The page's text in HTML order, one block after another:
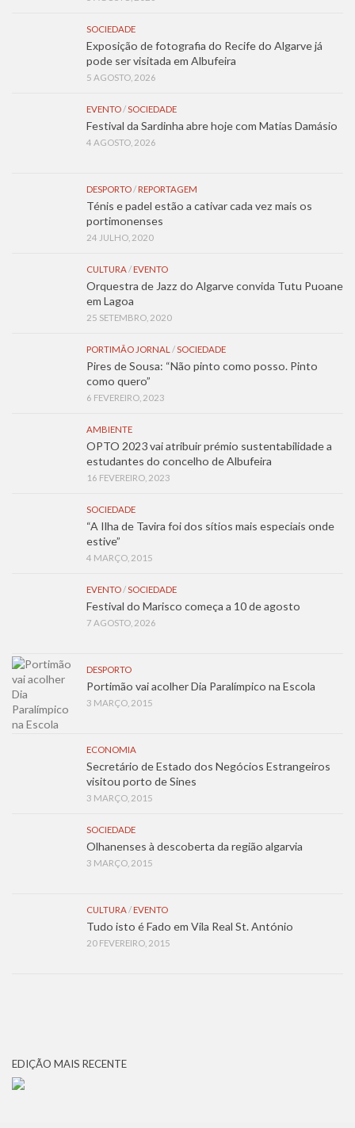
SOCIEDADE
Exposição de fotografia do Recife do Algarve já
pode ser visitada em Albufeira
5 AGOSTO, 2026
EVENTO/SOCIEDADE
Festival da Sardinha abre hoje com Matias Damásio
4 AGOSTO, 2026
DESPORTO/ REPORTAGEM
Ténis e padel estão a cativar cada vez mais os
portimonenses
24 JULHO, 2020
CULTURA/ EVENTO
Orquestra de Jazz do Algarve convida Tutu Puoane
em Lagoa
25 SETEMBRO, 2020
PORTIMÃO JORNAL /SOCIEDADE
Pires de Sousa: “Não pinto como posso. Pinto
como quero”
6 FEVEREIRO, 2023
AMBIENTE
OPTO 2023 vai atribuir prémio sustentabilidade a
estudantes do concelho de Albufeira
16 FEVEREIRO, 2023
SOCIEDADE
“A Ilha de Tavira foi dos sítios mais especiais onde
estive”
4 MARÇO, 2015
EVENTO/SOCIEDADE
Festival do Marisco começa a 10 de agosto
7 AGOSTO, 2026
DESPORTO
Portimão vai acolher Dia Paralímpico na Escola
3 MARÇO, 2015
ECONOMIA
Secretário de Estado dos Negócios Estrangeiros
visitou porto de Sines
3 MARÇO, 2015
SOCIEDADE
Olhanenses à descoberta da região algarvia
3 MARÇO, 2015
CULTURA/ EVENTO
Tudo isto é Fado em Vila Real St. António
20 FEVEREIRO, 2015
EDIÇÃO MAIS RECENTE